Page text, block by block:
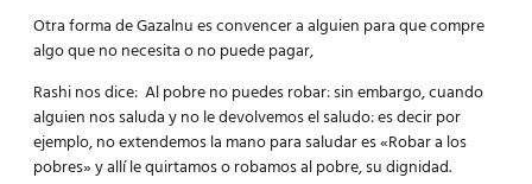
Otra forma de Gazalnu es convencer a alguien para que compre
algo que no necesita o no puede pagar,
Rashi nos dice: Al pobre no puedes robar: sin embargo, cuando
alguien nos saluda y no le devolvemos el saludo: es decir por
ejemplo, no extendemos la mano para saludar es «Robar a los
pobres» y allí le quirtamos o robamos al pobre, su dignidad.